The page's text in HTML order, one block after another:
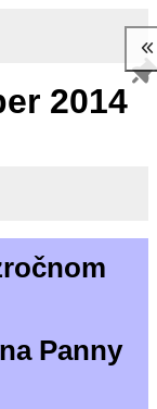
2014
Panny